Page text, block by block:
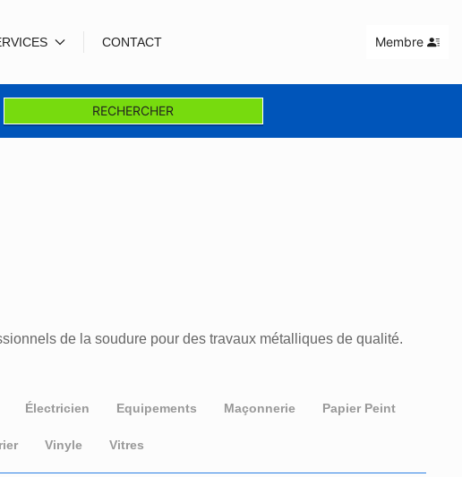
CONTACT Membre
RECHERCHER
de la soudure pour des travaux métalliques de qualité.
Électricien Equipements Maçonnerie Papier Peint
Vinyle Vitres